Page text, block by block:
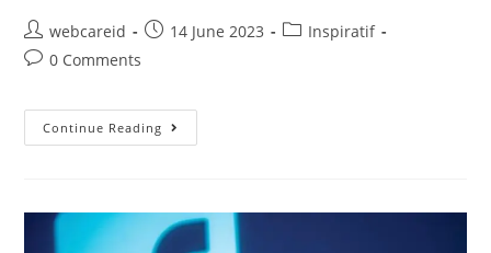
webcareid 14 June 2023
Inspiratif
0 Comments
Continue Reading